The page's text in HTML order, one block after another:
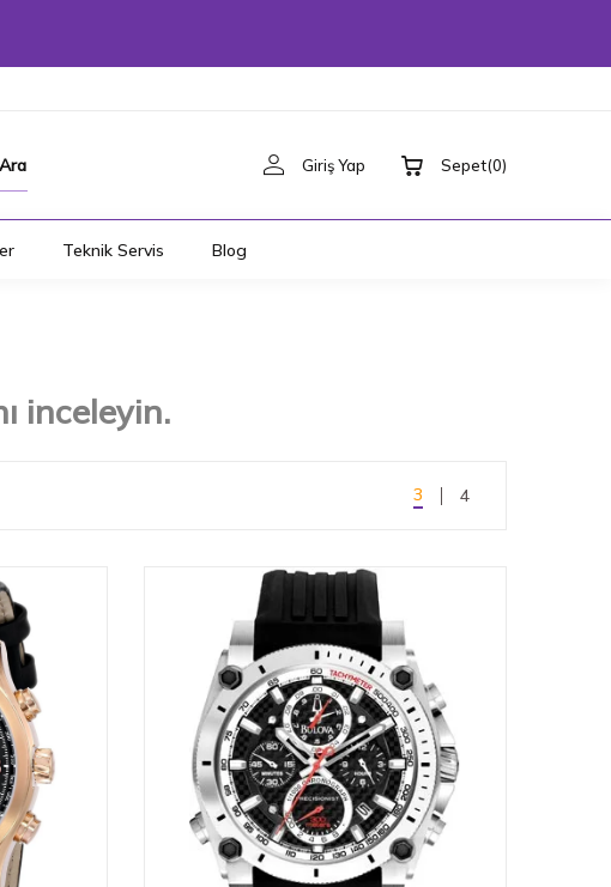
Ara Giriş Yap Sepet(0)
Teknik Servis Blog
inceleyin.
3 4